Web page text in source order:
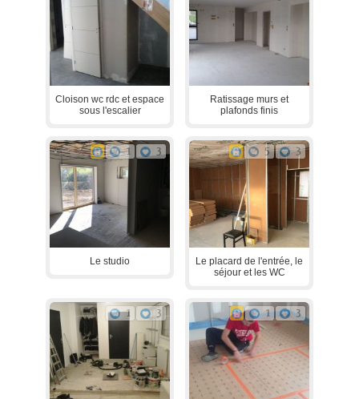
Cloison wc rdc et espace
sous l'escalier
Ratissage murs et
plafonds finis
1 3
Le studio
5 3
Le placard de l'entrée, le
séjour et les WC
1 3 1 3